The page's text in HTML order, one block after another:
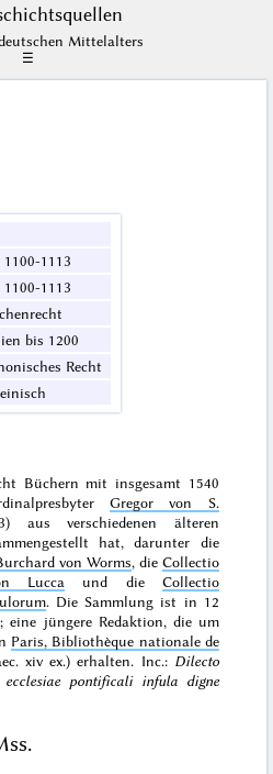
Mittelalters
☰
1100-1113
1100-1113
bis 1200
Recht
Büchern mit insgesamt 1540
Gregor von S.
verschiedenen älteren
hat, darunter die
von Worms, die Collectio
Lucca und die Collectio
. Die Sammlung ist in 12
eine jüngere Redaktion, die um
Paris, Bibliothèque nationale de
xiv ex.) erhalten. Inc.: Dilecto
pontificali infula digne